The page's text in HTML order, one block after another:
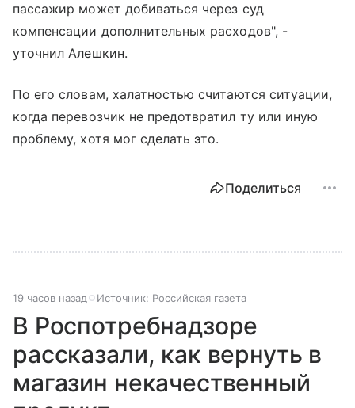
пассажир может добиваться через суд
компенсации дополнительных расходов", -
уточнил Алешкин.
По его словам, халатностью считаются ситуации,
когда перевозчик не предотвратил ту или иную
проблему, хотя мог сделать это.
Поделиться
19 часов назад Источник: Российская газета
В Роспотребнадзоре
рассказали, как вернуть в
магазин некачественный